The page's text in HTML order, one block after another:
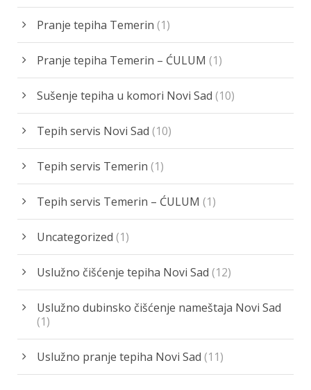
Pranje tepiha Temerin (1)
Pranje tepiha Temerin – ĆULUM (1)
Sušenje tepiha u komori Novi Sad (10)
Tepih servis Novi Sad (10)
Tepih servis Temerin (1)
Tepih servis Temerin – ĆULUM (1)
Uncategorized (1)
Uslužno čišćenje tepiha Novi Sad (12)
Uslužno dubinsko čišćenje nameštaja Novi Sad
(1)
Uslužno pranje tepiha Novi Sad (11)